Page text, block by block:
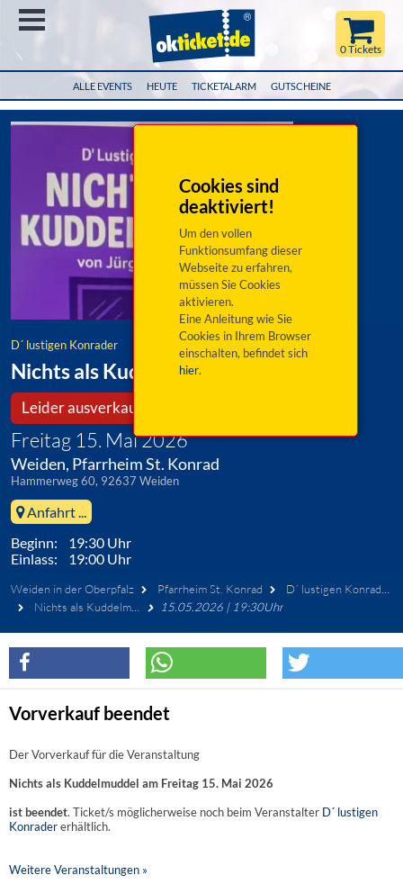
ALLE EVENTS HEUTE TICKETALARM GUTSCHEINE
0 Tickets
Cookies sind
deaktiviert!
Um den vollen
Funktionsumfang dieser
Webseite zu erfahren,
müssen Sie Cookies
aktivieren.
Eine Anleitung wie Sie
Cookies in Ihrem Browser
einschalten, befindet sich
hier.
D´ lustigen Konrader
Nichts als Kuddelmuddel
Leider ausverkauft!
Freitag 15. Mai 2026
Weiden, Pfarrheim St. Konrad
Hammerweg 60, 92637 Weiden
Anfahrt ...
Beginn: 19:30 Uhr
Einlass: 19:00 Uhr
Weiden in der Oberpfalz Pfarrheim St. Konrad
D´ lustigen Konrader
Nichts als Kuddelmuddel
15.05.2026 | 19:30Uhr
Vorverkauf beendet
Der Vorverkauf für die Veranstaltung
Nichts als Kuddelmuddel am Freitag 15. Mai 2026
ist beendet. Ticket/s möglicherweise noch beim Veranstalter D´ lustigen
Konradererhältlich.
Weitere Veranstaltungen »